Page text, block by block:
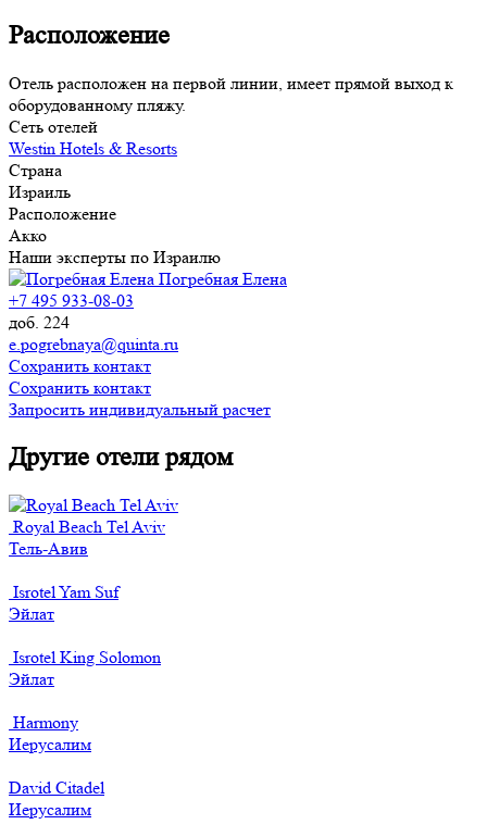
Расположение
Отель расположен на первой линии, имеет прямой выход к
оборудованному пляжу.
Сеть отелей
Westin Hotels & Resorts
Страна
Израиль
Расположение
Акко
Наши эксперты по Израилю
Погребная Елена
+7 495 933-08-03
доб. 224
e.pogrebnaya@quinta.ru
Сохранить контакт
Сохранить контакт
Запросить индивидуальный расчет
Другие отели рядом
Royal Beach Tel Aviv
Тель-Авив
Isrotel Yam Suf
Эйлат
Isrotel King Solomon
Эйлат
Harmony
Иерусалим
David Citadel
Иерусалим